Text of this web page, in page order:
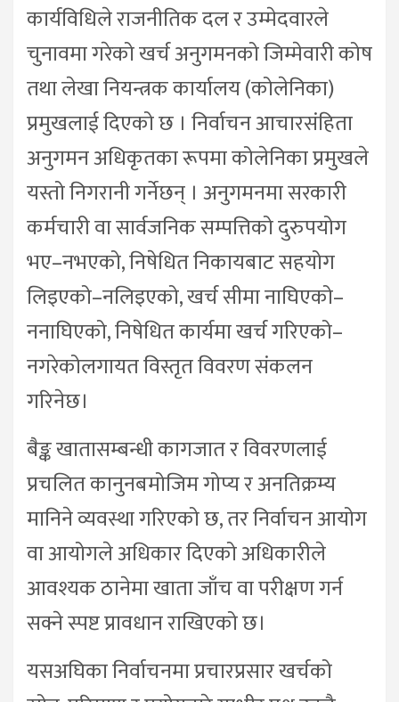
कार्यविधिले राजनीतिक दल र उम्मेदवारले
चुनावमा गरेको खर्च अनुगमनको जिम्मेवारी कोष
तथा लेखा नियन्त्रक कार्यालय (कोलेनिका)
प्रमुखलाई दिएको छ । निर्वाचन आचारसंहिता
अनुगमन अधिकृतका रूपमा कोलेनिका प्रमुखले
यस्तो निगरानी गर्नेछन् । अनुगमनमा सरकारी
कर्मचारी वा सार्वजनिक सम्पत्तिको दुरुपयोग
भए–नभएको, निषेधित निकायबाट सहयोग
लिइएको–नलिइएको, खर्च सीमा नाघिएको–
ननाघिएको, निषेधित कार्यमा खर्च गरिएको–
नगरेकोलगायत विस्तृत विवरण संकलन
गरिनेछ।
बैङ्क खातासम्बन्धी कागजात र विवरणलाई
प्रचलित कानुनबमोजिम गोप्य र अनतिक्रम्य
मानिने व्यवस्था गरिएको छ, तर निर्वाचन आयोग
वा आयोगले अधिकार दिएको अधिकारीले
आवश्यक ठानेमा खाता जाँच वा परीक्षण गर्न
सक्ने स्पष्ट प्रावधान राखिएको छ।
यसअघिका निर्वाचनमा प्रचारप्रसार खर्चको